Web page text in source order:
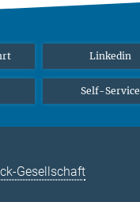
Linkedin
Self-Service
Gesellschaft